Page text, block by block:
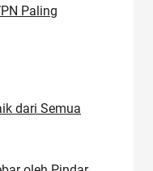
Paling
dari Semua